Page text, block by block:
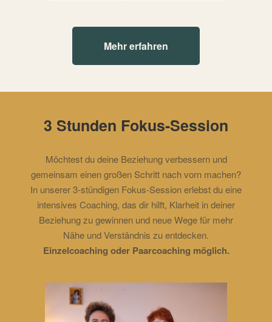
Mehr erfahren
3 Stunden Fokus-Session
Möchtest du deine Beziehung verbessern und
gemeinsam einen großen Schritt nach vorn machen?
In unserer 3-stündigen Fokus-Session erlebst du eine
intensives Coaching, das dir hilft, Klarheit in deiner
Beziehung zu gewinnen und neue Wege für mehr
Nähe und Verständnis zu entdecken.
Einzelcoaching oder Paarcoaching möglich.